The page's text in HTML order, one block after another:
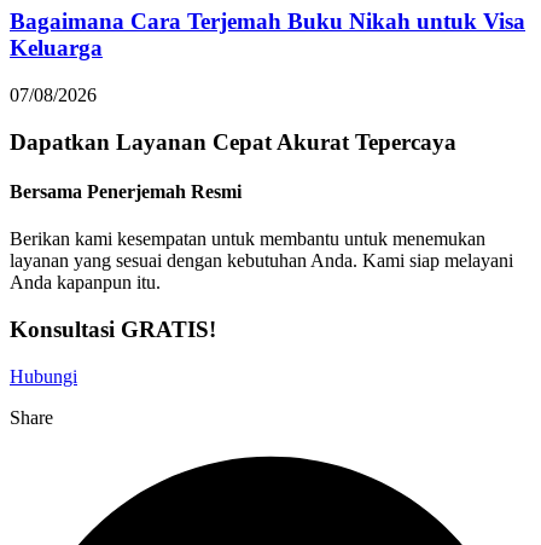
Bagaimana Cara Terjemah Buku Nikah untuk Visa
Keluarga
07/08/2026
Dapatkan Layanan Cepat Akurat Tepercaya
Bersama Penerjemah Resmi
Berikan kami kesempatan untuk membantu untuk menemukan
layanan yang sesuai dengan kebutuhan Anda. Kami siap melayani
Anda kapanpun itu.
Konsultasi GRATIS!
Hubungi
Share